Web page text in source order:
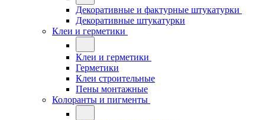
Декоративные и фактурные штукатурки
Декоративные штукатурки
Клеи и герметики
Клеи и герметики
Герметики
Клеи строительные
Пены монтажные
Колоранты и пигменты